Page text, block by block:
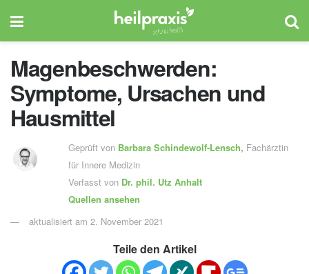
Magenbeschwerden:
Symptome, Ursachen und
Hausmittel
Geprüft von Barbara Schindewolf-Lensch, Fachärztin
für Innere Medizin
Verfasst von Dr. phil. Utz Anhalt
Quellen ansehen
aktualisiert am 2. November 2021
Teile den Artikel